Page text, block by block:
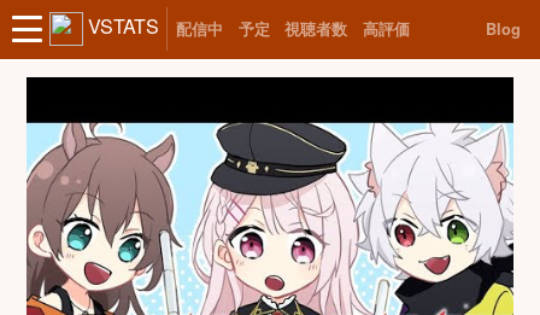
VSTATS 配信中 予定 視聴者数 高評価 Blog